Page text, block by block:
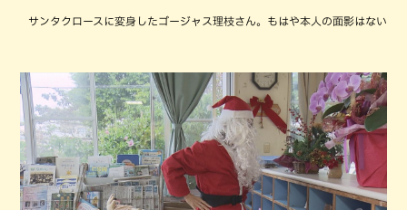
サンタクロースに変身したゴージャス理枝さん。もはや本人の面影はない